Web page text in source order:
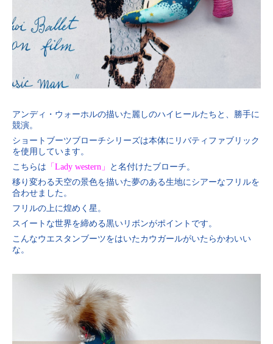
アンディ・ウォーホルの描いた麗しのハイヒールたちと、勝手に
競演。
ショートブーツブローチシリーズは本体にリバティファブリック
を使用しています。
こちらは 「Lady western」
と名付けたブローチ。
移り変わる天空の景色を描いた夢のある生地にシアーなフリルを
合わせました。
フリルの上に煌めく星。
スイートな世界を締める黒いリボンがポイントです。
こんなウエスタンブーツをはいたカウガールがいたらかわいい
な。